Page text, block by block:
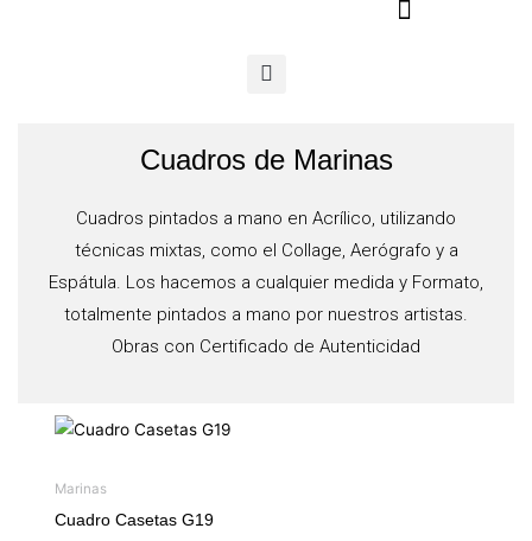
Cuadros de Marinas
Cuadros pintados a mano en Acrílico, utilizando
técnicas mixtas, como el Collage, Aerógrafo y a
Espátula. Los hacemos a cualquier medida y Formato,
totalmente pintados a mano por nuestros artistas.
Obras con Certificado de Autenticidad
Marinas
Cuadro Casetas G19